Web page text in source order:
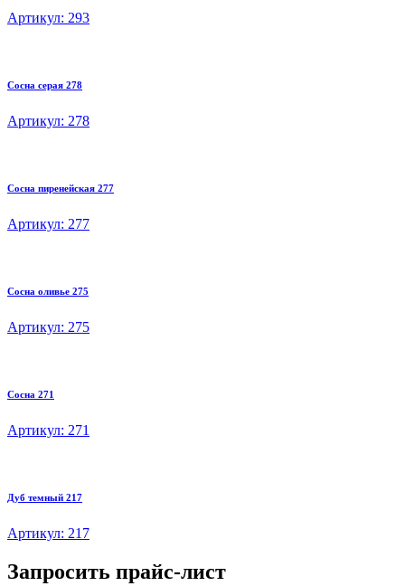
Артикул: 293
Сосна серая 278
Артикул: 278
Сосна пиренейская 277
Артикул: 277
Сосна оливье 275
Артикул: 275
Сосна 271
Артикул: 271
Дуб темный 217
Артикул: 217
Запросить прайс-лист